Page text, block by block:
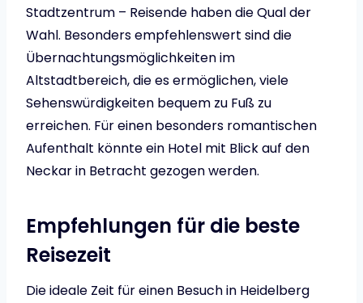
Stadtzentrum – Reisende haben die Qual der
Wahl. Besonders empfehlenswert sind die
Übernachtungsmöglichkeiten im
Altstadtbereich, die es ermöglichen, viele
Sehenswürdigkeiten bequem zu Fuß zu
erreichen. Für einen besonders romantischen
Aufenthalt könnte ein Hotel mit Blick auf den
Neckar in Betracht gezogen werden.
Empfehlungen für die beste
Reisezeit
Die ideale Zeit für einen Besuch in Heidelberg